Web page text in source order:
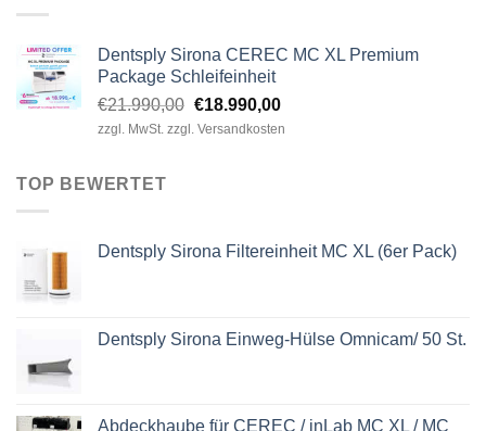
Dentsply Sirona CEREC MC XL Premium
Package Schleifeinheit
€21.990,00 Ursprünglicher
Preis
€18.990,00Aktueller
Preis
zzgl. MwSt. zzgl. Versandkosten
TOP BEWERTET
Dentsply Sirona Filtereinheit MC XL (6er Pack)
Dentsply Sirona Einweg-Hülse Omnicam/ 50 St.
Abdeckhaube für CEREC / inLab MC XL / MC